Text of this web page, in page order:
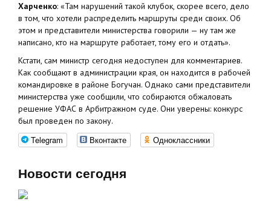
Харченко: «Там нарушений такой клубок, скорее всего, дело
в том, что хотели распределить маршруты среди своих. Об
этом и представители министерства говорили — ну там же
написано, кто на маршруте работает, тому его и отдать».
Кстати, сам министр сегодня недоступен для комментариев.
Как сообщают в администрации края, он находится в рабочей
командировке в районе Богучан. Однако сами представители
министерства уже сообщили, что собираются обжаловать
решение УФАС в Арбитражном суде. Они уверены: конкурс
был проведен по закону.
Telegram Вконтакте Одноклассники
Новости сегодня